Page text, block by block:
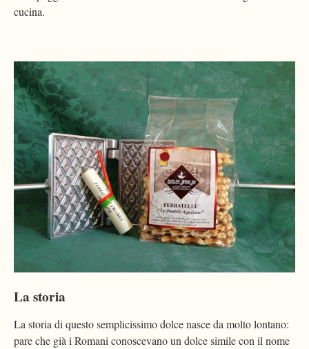
cucina.
La storia
La storia di questo semplicissimo dolce nasce da molto lontano:
pare che già i Romani conoscevano un dolce simile con il nome